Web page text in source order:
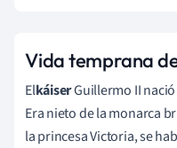
Vida temprana
ElkáiserGuillermo II nació
Era nieto de la monarca
la princesa Victoria, se